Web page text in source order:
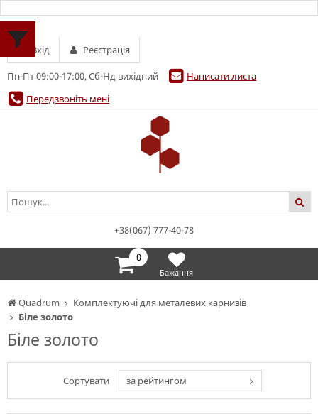
Quadrum
Комплектуючі для металевих карнизів
Біле золото
Біле золото
Сортувати за рейтингом
Пн-Пт 09:00-17:00, Сб-Нд вихідний
Написати листа
Передзвоніть мені
Вхід Реєстрація
+38(067) 777-40-78
0
Бажання